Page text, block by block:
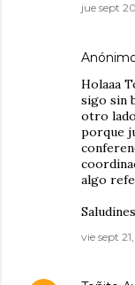
jue sept
Holaaa
sigo sin
otro
porque
algo
Saludines
vie sept